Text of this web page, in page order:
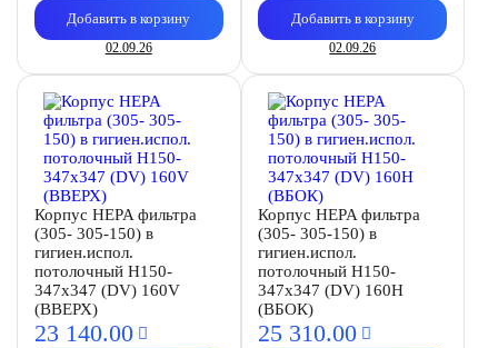
Добавить в корзину
02.09.26
Добавить в корзину
02.09.26
Корпус HEPA фильтра
(305- 305-150) в
гигиен.испол.
потолочный H150-
347х347 (DV) 160V
(ВВЕРХ)
23 140.00
Корпус HEPA фильтра
(305- 305-150) в
гигиен.испол.
потолочный H150-
347х347 (DV) 160Н
(ВБОК)
25 310.00